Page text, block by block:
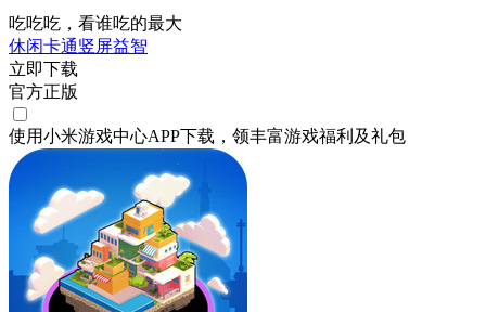
吃吃吃，看谁吃的最大
休闲卡通竖屏益智
立即下载
官方正版
使用小米游戏中心APP下载 ，领丰富游戏福利 及礼包